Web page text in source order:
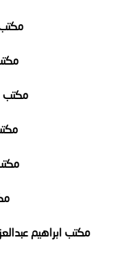
مكتب
مكتب
مكتب ابراهيم